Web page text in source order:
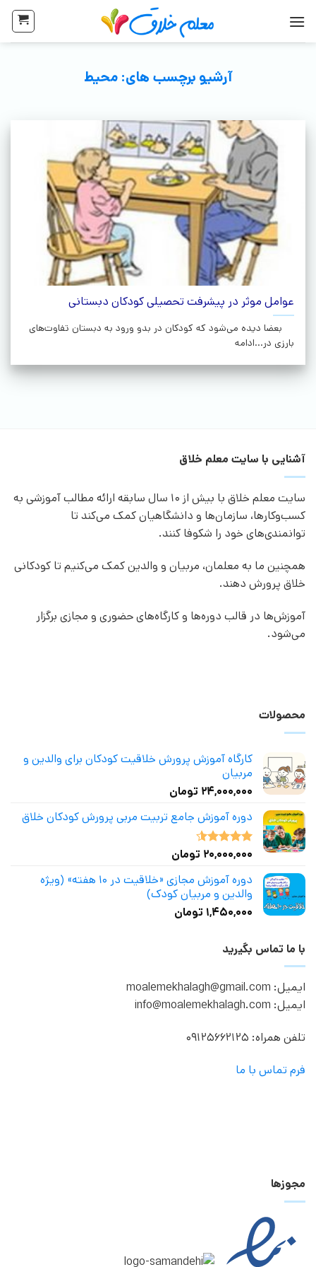
آرشیو برچسب های:محیط
عوامل موثر در پیشرفت تحصیلی کودکان دبستانی
بعضا دیده می‌شود که کودکان در بدو ورود به دبستان تفاوت‌های
بارزی در...ادامه
آشنایی با سایت معلم خلاق
سایت معلم خلاق با بیش از 10 سال سابقه ارائه مطالب آموزشی به
کسب‌وکارها، سازمان‌ها و دانشگاهیان کمک می‌کند تا
توانمندی‌های خود را شکوفا کنند.
همچنین ما به معلمان، مربیان و والدین کمک می‌کنیم تا کودکانی
خلاق پرورش دهند.
آموزش‌ها در قالب دوره‌ها و کارگاه‌های حضوری و مجازی برگزار
می‌شود.
محصولات
کارگاه آموزش پرورش خلاقیت کودکان برای والدین و
مربیان
۲۴,۰۰۰,۰۰۰ تومان
دوره آموزش جامع تربیت مربی پرورش کودکان خلاق
نمره4.50
۲۰,۰۰۰,۰۰۰ تومان
دوره آموزش مجازی «خلاقیت در ۱۰ هفته» (ویژه
والدین و مربیان کودک)
۱,۴۵۰,۰۰۰ تومان
با ما تماس بگیرید
ایمیل: moalemekhalagh@gmail.com
ایمیل: info@moalemekhalagh.com
تلفن همراه: 09125662125
فرم تماس با ما
مجوزها